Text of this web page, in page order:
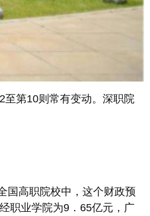
至第10则常有变动。深职院
国高职院校中，这个财政预
职业学院为9．65亿元，广